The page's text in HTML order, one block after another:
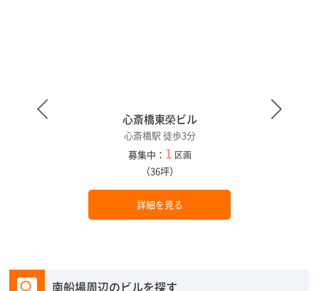
心斎橋東榮ビル
心斎橋駅 徒歩3分
募集中： 1 区画
（36坪）
詳細を見る
南船場周辺のビルを探す